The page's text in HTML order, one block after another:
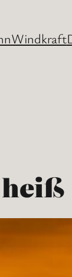
Windkraft